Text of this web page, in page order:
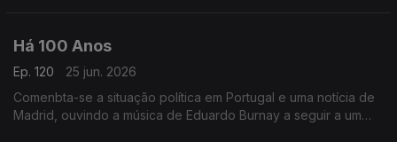
Há 100 Anos
Ep. 120
25 jun. 2026
Comenbta-se a situação política em Portugal e uma notícia de
Madrid, ouvindo a música de Eduardo Burnay a seguir a um